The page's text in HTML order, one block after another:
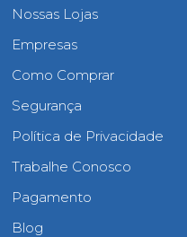
Nossas Lojas
Empresas
Como Comprar
Segurança
Política de Privacidade
Trabalhe Conosco
Pagamento
Blog